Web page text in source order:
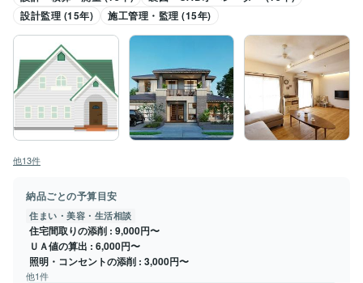
設計監理 (15年)
施工管理・監理 (15年)
他13件
納品ごとの予算目安
住まい・美容・生活相談
住宅間取りの添削 9,000円〜
ＵＡ値の算出
6,000円〜
照明・コンセントの添削 3,000円〜
他1件